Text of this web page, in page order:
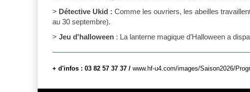
> Détective Ukid : Comme les ouvriers, les abeilles
au 30 septembre).
> Jeu d'halloween : La lanterne magique d’Halloween a
+ d'infos : 03 82 57 37 37 / www.hf-u4.com/images/Saison2026/